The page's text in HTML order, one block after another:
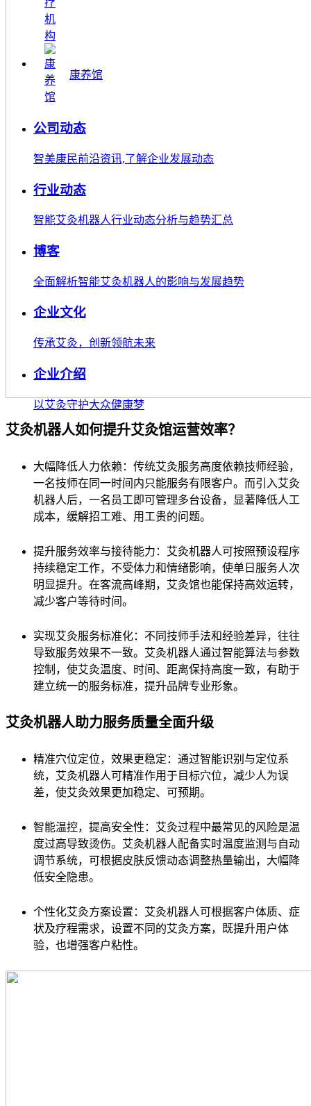
康养馆
公司动态
智美康民前沿资讯,了解企业发展动态
行业动态
智能艾灸机器人行业动态分析与趋势汇总
博客
全面解析智能艾灸机器人的影响与发展趋势
企业文化
传承艾灸，创新领航未来
企业介绍
以艾灸守护大众健康梦
艾灸机器人如何提升艾灸馆运营效率？
大幅降低人力依赖：传统艾灸服务高度依赖技师经验，
一名技师在同一时间内只能服务有限客户。而引入艾灸
机器人后，一名员工即可管理多台设备，显著降低人工
成本，缓解招工难、用工贵的问题。
提升服务效率与接待能力：艾灸机器人可按照预设程序
持续稳定工作，不受体力和情绪影响，使单日服务人次
明显提升。在客流高峰期，艾灸馆也能保持高效运转，
减少客户等待时间。
实现艾灸服务标准化：不同技师手法和经验差异，往往
导致服务效果不一致。艾灸机器人通过智能算法与参数
控制，使艾灸温度、时间、距离保持高度一致，有助于
建立统一的服务标准，提升品牌专业形象。
艾灸机器人助力服务质量全面升级
精准穴位定位，效果更稳定：通过智能识别与定位系
统，艾灸机器人可精准作用于目标穴位，减少人为误
差，使艾灸效果更加稳定、可预期。
智能温控，提高安全性：艾灸过程中最常见的风险是温
度过高导致烫伤。艾灸机器人配备实时温度监测与自动
调节系统，可根据皮肤反馈动态调整热量输出，大幅降
低安全隐患。
个性化艾灸方案设置：艾灸机器人可根据客户体质、症
状及疗程需求，设置不同的艾灸方案，既提升用户体
验，也增强客户粘性。